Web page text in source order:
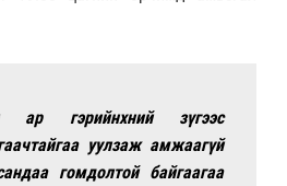
ар гэрийнхний зүгээс
уулзаж амжаагүй
гомдолтой байгаагаа